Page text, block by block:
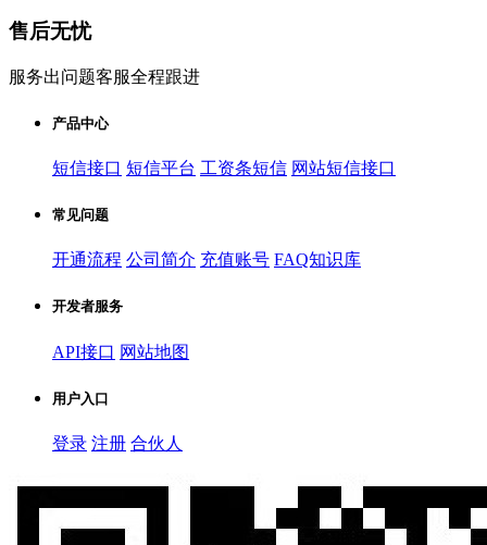
售后无忧
服务出问题客服全程跟进
产品中心
短信接口 短信平台 工资条短信 网站短信接口
常见问题
开通流程 公司简介 充值账号 FAQ知识库
开发者服务
API接口 网站地图
用户入口
登录 注册 合伙人